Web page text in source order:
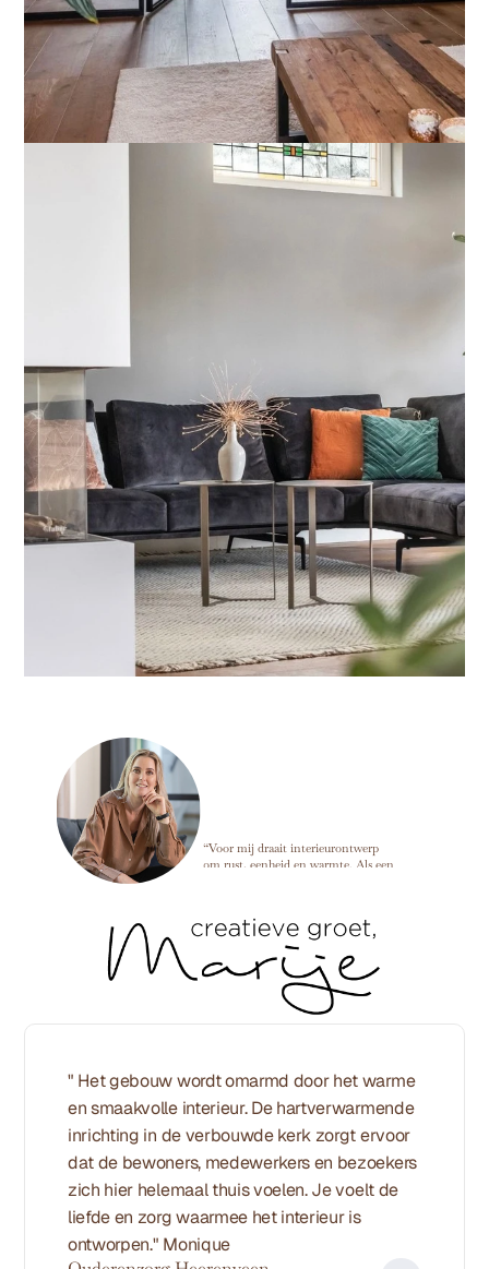
“Voor mij draait interieurontwerp
om rust, eenheid en warmte. Als een
" Het gebouw wordt omarmd door het warme
en smaakvolle interieur. De hartverwarmende
inrichting in de verbouwde kerk zorgt ervoor
dat de bewoners, medewerkers en bezoekers
zich hier helemaal thuis voelen. Je voelt de
liefde en zorg waarmee het interieur is
ontworpen." Monique